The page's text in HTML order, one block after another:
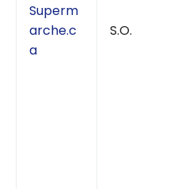
Superm
arche.c
a
S.O.